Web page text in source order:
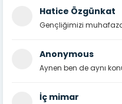
Hatice Özgünkat
Gençliğimizi
Anonymous
Aynen ben de aynı
İç mimar